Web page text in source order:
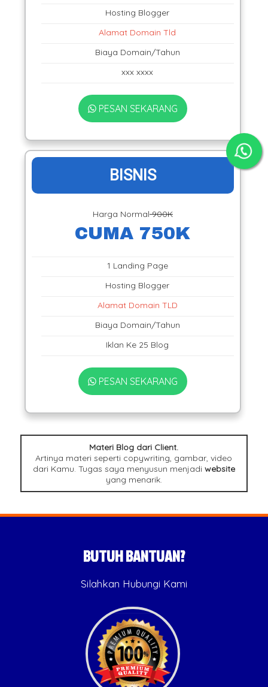
Hosting Blogger
Alamat Domain Tld
Biaya Domain/Tahun
xxx xxxx
PESAN SEKARANG
BISNIS
Harga Normal900K
CUMA 750K
1 Landing Page
Hosting Blogger
Alamat Domain TLD
Biaya Domain/Tahun
Iklan Ke 25 Blog
PESAN SEKARANG
Materi Blog dari Client.
Artinya materi seperti copywriting, gambar, video
dari Kamu. Tugas saya menyusun menjadi website
yang menarik.
BUTUH BANTUAN?
Silahkan Hubungi Kami